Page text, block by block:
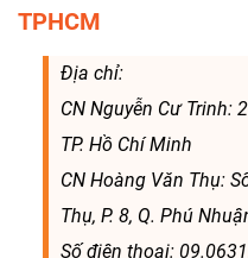
TPHCM
Địa chỉ:
CN Nguyễn Cư Trinh:
TP. Hồ Chí Minh
CN Hoàng Văn Thụ:
Thụ, P. 8, Q. Phú
Số điện thoại: